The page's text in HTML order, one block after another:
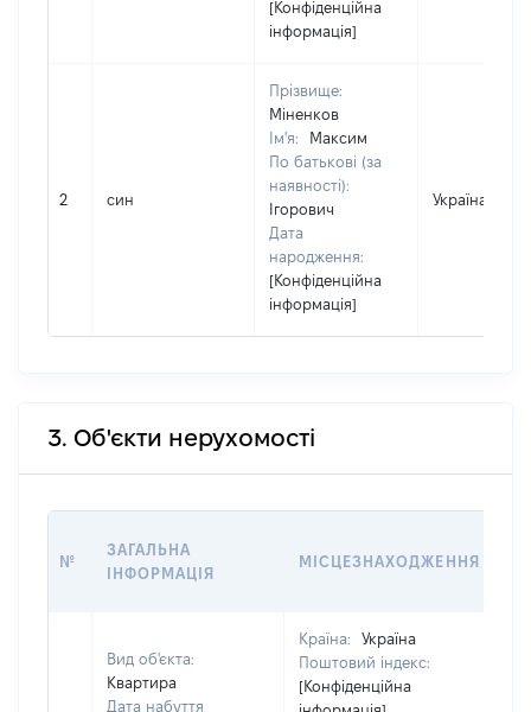
[Конфіденційна
інформація]
2 син
Прізвище:
Міненков
Ім'я:
Максим
По батькові (за
наявності):
Ігорович
Дата
народження:
[Конфіденційна
інформація]
Україна
3. Об'єкти нерухомості
№
ЗАГАЛЬНА
ІНФОРМАЦІЯ
МІСЦЕЗНАХОДЖЕННЯ
Вид об'єкта:
Квартира
Дата набуття
Країна:
Україна
Поштовий індекс:
[Конфіденційна